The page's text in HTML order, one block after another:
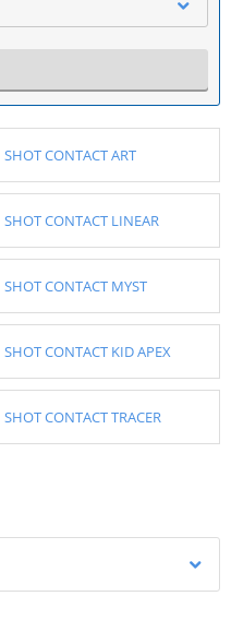
SHOT CONTACT ART
SHOT CONTACT LINEAR
SHOT CONTACT MYST
SHOT CONTACT KID APEX
SHOT CONTACT TRACER